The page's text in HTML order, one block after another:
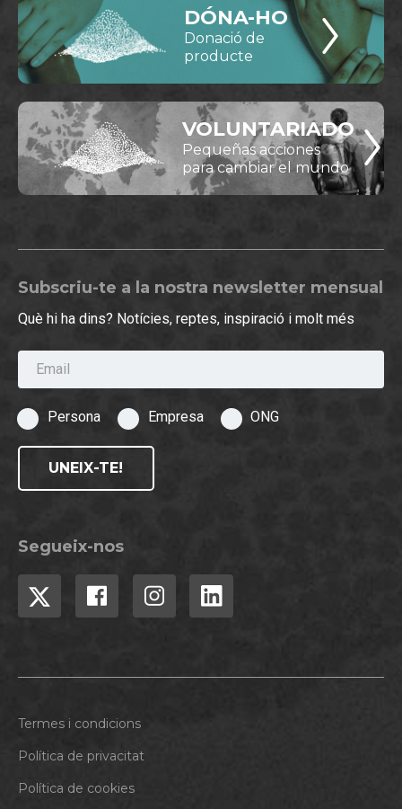
DÓNA-HO
Donació de
producte
VOLUNTARIADO
Pequeñas acciones
para cambiar el mundo
Subscriu-te a la nostra newsletter mensual
Què hi ha dins? Notícies, reptes, inspiració i molt més
Email
Persona Empresa ONG
UNEIX-TE!
Segueix-nos
Termes i condicions
Política de privacitat
Política de cookies